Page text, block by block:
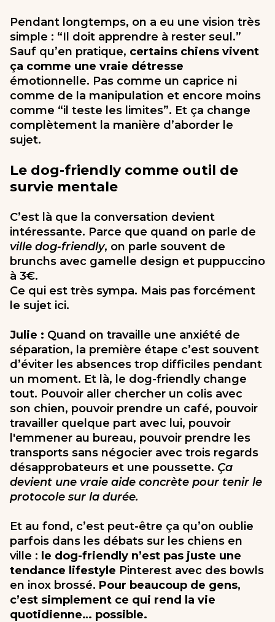
Pendant longtemps, on a eu une vision très
simple : “Il doit apprendre à rester seul.”
Sauf qu’en pratique, certains chiens vivent
ça comme une vraie détresse
émotionnelle. Pas comme un caprice ni
comme de la manipulation et encore moins
comme “il teste les limites”. Et ça change
complètement la manière d’aborder le
sujet.
Le dog-friendly comme outil de
survie mentale
C’est là que la conversation devient
intéressante. Parce que quand on parle de
ville dog-friendly, on parle souvent de
brunchs avec gamelle design et puppuccino
à 3€.
Ce qui est très sympa. Mais pas forcément
le sujet ici.
Julie : Quand on travaille une anxiété de
séparation, la première étape c’est souvent
d’éviter les absences trop difficiles pendant
un moment. Et là, le dog-friendly change
tout. Pouvoir aller chercher un colis avec
son chien, pouvoir prendre un café, pouvoir
travailler quelque part avec lui, pouvoir
l'emmener au bureau, pouvoir prendre les
transports sans négocier avec trois regards
désapprobateurs et une poussette. Ça
devient une vraie aide concrète pour tenir le
protocole sur la durée.
Et au fond, c’est peut-être ça qu’on oublie
parfois dans les débats sur les chiens en
ville : le dog-friendly n’est pas juste une
tendance lifestyle Pinterest avec des bowls
en inox brossé. Pour beaucoup de gens,
c’est simplement ce qui rend la vie
quotidienne… possible.